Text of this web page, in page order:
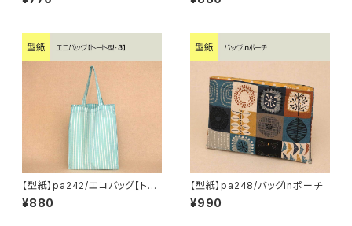
【型紙】pa242/エコバッグ【トー
ト型・3】
¥880
【型紙】pa248/バッグinポーチ
¥990